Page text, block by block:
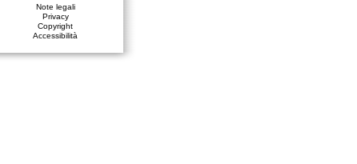
Note legali
Privacy
Copyright
Accessibilità